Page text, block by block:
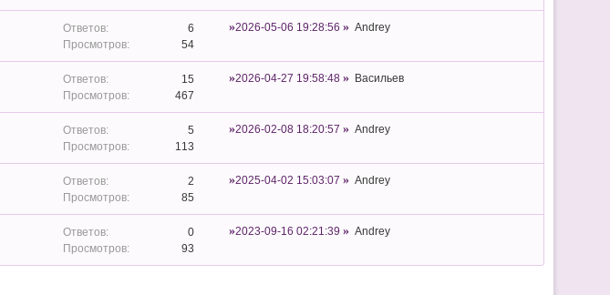
6
54
2026-05-06 19:28:56 Andrey
15
467
2026-04-27 19:58:48 Васильев
5
113
2026-02-08 18:20:57 Andrey
2
85
2025-04-02 15:03:07 Andrey
0
93
2023-09-16 02:21:39 Andrey